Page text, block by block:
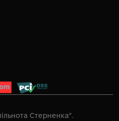
Стерненка”.